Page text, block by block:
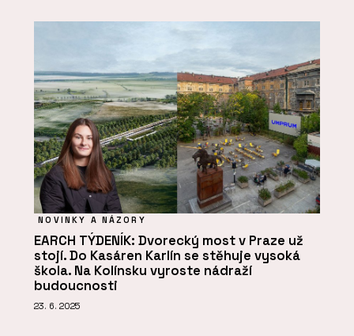
NOVINKY A NÁZORY
EARCH TÝDENÍK: Dvorecký most v Praze už
stojí. Do Kasáren Karlín se stěhuje vysoká
škola. Na Kolínsku vyroste nádraží
budoucnosti
23. 6. 2025